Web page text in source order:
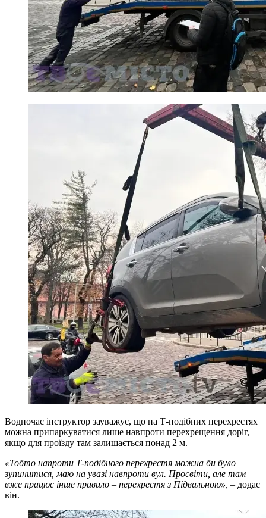
Водночас інструктор зауважує, що на Т-подібних перехрестях
можна припаркуватися лише навпроти перехрещення доріг,
якщо для проїзду там залишається понад 2 м.
«Тобто напроти Т-подібного перехрестя можна би було
зупинитися, маю на увазі навпроти вул. Просвіти, але там
вже працює інше правило – перехрестя з Підвальною», – додає
він.